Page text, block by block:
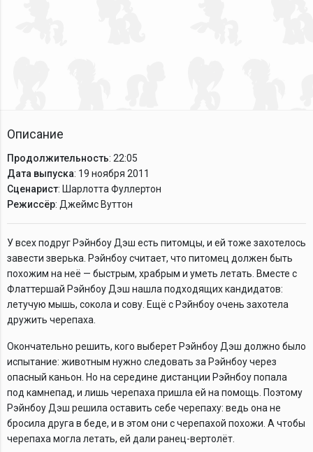
Описание
Продолжительность: 22:05
Дата выпуска: 19 ноября 2011
Сценарист: Шарлотта Фуллертон
Режиссёр: Джеймс Вуттон
У всех подруг Рэйнбоу Дэш есть питомцы, и ей тоже захотелось
завести зверька. Рэйнбоу считает, что питомец должен быть
похожим на неё — быстрым, храбрым и уметь летать. Вместе с
Флаттершай Рэйнбоу Дэш нашла подходящих кандидатов:
летучую мышь, сокола и сову. Ещё с Рэйнбоу очень захотела
дружить черепаха.
Окончательно решить, кого выберет Рэйнбоу Дэш должно было
испытание: животным нужно следовать за Рэйнбоу через
опасный каньон. Но на середине дистанции Рэйнбоу попала
под камнепад, и лишь черепаха пришла ей на помощь. Поэтому
Рэйнбоу Дэш решила оставить себе черепаху: ведь она не
бросила друга в беде, и в этом они с черепахой похожи. А чтобы
черепаха могла летать, ей дали ранец-вертолёт.